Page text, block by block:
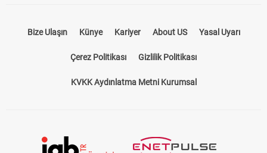
Bize Ulaşın Künye Kariyer About US Yasal Uyarı
Çerez Politikası Gizlilik Politikası
KVKK Aydınlatma Metni Kurumsal